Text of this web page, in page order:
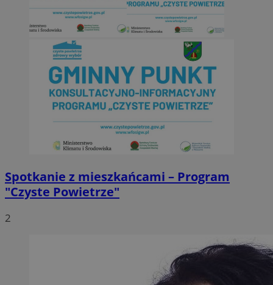
Spotkanie z mieszkańcami – Program
"Czyste Powietrze"
2